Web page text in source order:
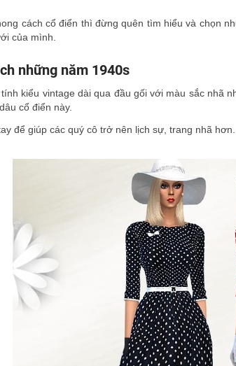
cách cổ điển thì đừng quên tìm hiểu và chọn
của mình.
những năm 1940s
kiểu vintage dài qua đầu gối với màu sắc
cổ điển này.
để giúp các quý cô trở nên lịch sự, trang nhã hơn.